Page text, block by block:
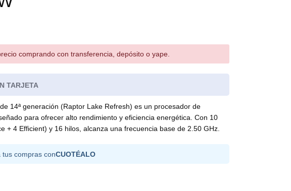
comprando con transferencia, depósito o yape.
TARJETA
14ª generación (Raptor Lake Refresh) es un procesador de
para ofrecer alto rendimiento y eficiencia energética. Con 10
+ 4 Efficient) y 16 hilos, alcanza una frecuencia base de 2.50 GHz.
tus compras conCUOTÉALO